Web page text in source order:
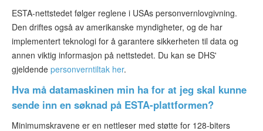
ESTA-nettstedet følger reglene i USAs personvernlovgivning.
Den driftes også av amerikanske myndigheter, og de har
implementert teknologi for å garantere sikkerheten til data og
annen viktig informasjon på nettstedet. Du kan se DHS'
gjeldende personverntiltak her.
Hva må datamaskinen min ha for at jeg skal kunne
sende inn en søknad på ESTA-plattformen?
Minimumskravene er en nettleser med støtte for 128-biters